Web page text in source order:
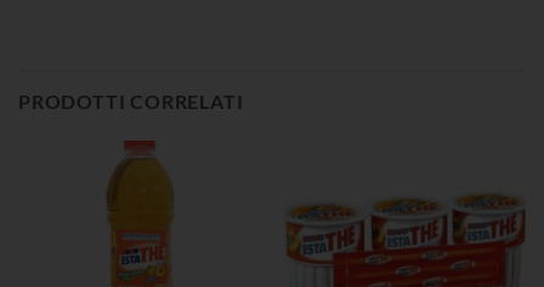
PRODOTTI CORRELATI